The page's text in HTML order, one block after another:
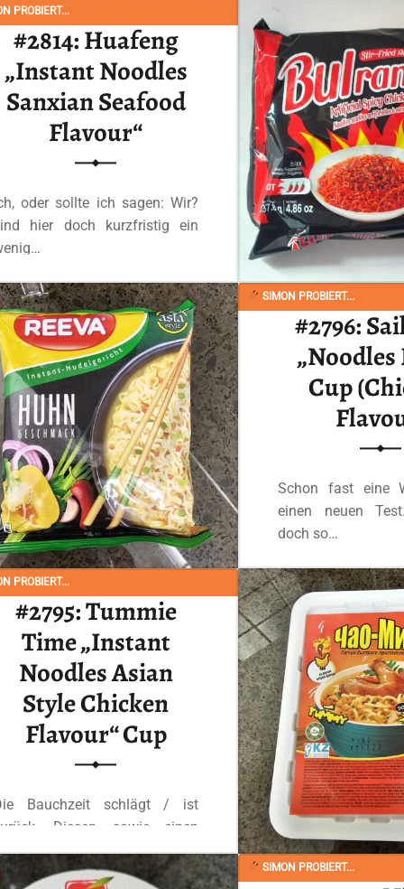
Weihnachten ist
wieder ran an die
aus…
Ganzes
PROBIERT...
#2814: Huafeng
„Instant Noodles
Sanxian Seafood
Flavour“
oder sollte ich sagen: Wir?
hier doch kurzfristig ein
Ganzes Review lesen“#2814: Huafeng „Instant Noodles Sanxian Seafood Flavour“”
…
SIMON PROBIERT...
#2796:
„Noodles
Cup
Schon fast eine
einen neuen
doch so…
Ganzes
PROBIERT...
#2795: Tummie
Time „Instant
Noodles Asian
Style Chicken
Flavour“ Cup
Bauchzeit schlägt / ist
Diesen, sowie einen
Becher, habe…
SIMON PROBIERT...